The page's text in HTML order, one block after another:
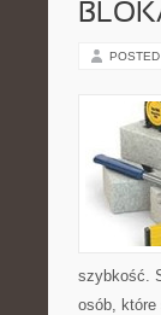
szybkość.
osób,